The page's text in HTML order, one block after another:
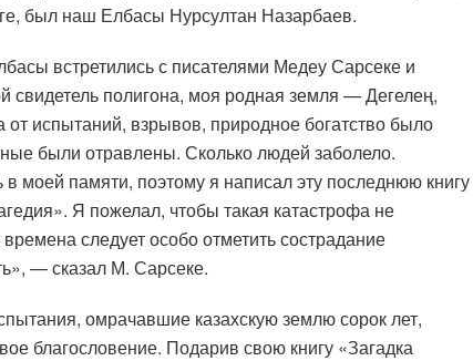
был наш Елбасы Нурсултан Назарбаев.
встретились с писателями Медеу Сарсеке и
полигона, моя родная земля — Дегелең,
испытаний, взрывов, природное богатство было
были отравлены. Сколько людей заболело.
моей памяти, поэтому я написал эту последнюю книгу
Я пожелал, чтобы такая катастрофа не
следует особо отметить сострадание
— сказал М. Сарсеке.
омрачавшие казахскую землю сорок лет,
благословение. Подарив свою книгу «Загадка